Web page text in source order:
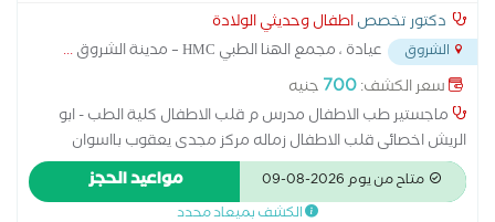
دكتور تخصصاطفال وحديثي الولادة
الشروق عيادة ، مجمع الهنا الطبي HMC – مدينة الشروق
...
سعر الكشف:700 جنيه
ماجستير طب الاطفال مدرس م قلب الاطفال كلية الطب - ابو
الريش اخصائى قلب الاطفال زماله مركز مجدى يعقوب بااسوان
اخصائى اضطراب ضربات القلب وكهروفسيولوجية القلب
متاح من يوم 2026-08-09 مواعيد الحجز
الكشف بميعاد محدد